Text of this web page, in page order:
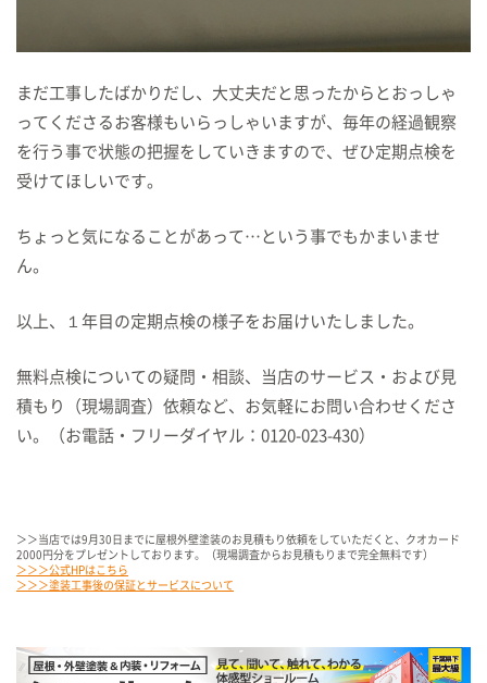
まだ工事したばかりだし、大丈夫だと思ったからとおっしゃ
ってくださるお客様もいらっしゃいますが、毎年の経過観察
を行う事で状態の把握をしていきますので、ぜひ定期点検を
受けてほしいです。
ちょっと気になることがあって…という事でもかまいませ
ん。
以上、１年目の定期点検の様子をお届けいたしました。
無料点検についての疑問・相談、当店のサービス・および見
積もり（現場調査）依頼など、お気軽にお問い合わせくださ
い。（お電話・フリーダイヤル：0120-023-430）
＞＞当店では9月30日までに屋根外壁塗装のお見積もり依頼をしていただくと、クオカード
2000円分をプレゼントしております。（現場調査からお見積もりまで完全無料です）
＞＞＞公式HPはこちら
＞＞＞塗装工事後の保証とサービスについて